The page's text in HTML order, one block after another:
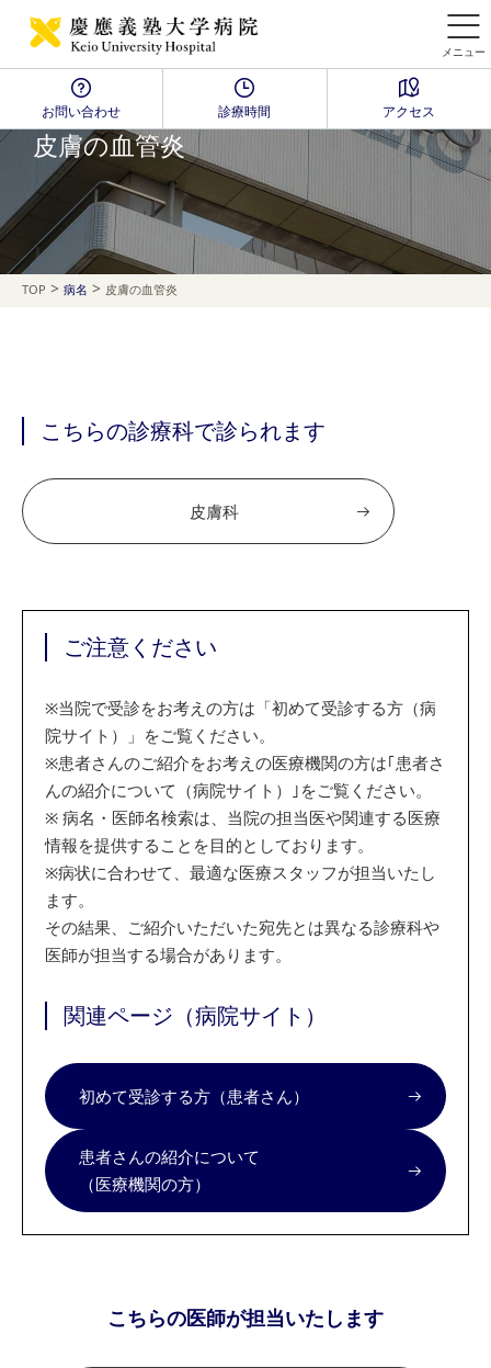
メニュー
お問い合わせ 診療時間 アクセス
Disease Name Search
皮膚の血管炎
TOP > 病名 > 皮膚の血管炎
こちらの診療科で診られます
皮膚科
ご注意ください
※当院で受診をお考えの方は「初めて受診する方（病
院サイト）」をご覧ください。
※患者さんのご紹介をお考えの医療機関の方は｢患者さ
んの紹介について（病院サイト）｣をご覧ください。
※ 病名・医師名検索は、当院の担当医や関連する医療
情報を提供することを目的としております。
※病状に合わせて、最適な医療スタッフが担当いたし
ます。
その結果、ご紹介いただいた宛先とは異なる診療科や
医師が担当する場合があります。
関連ページ（病院サイト）
初めて受診する方（患者さん）
患者さんの紹介について
（医療機関の方）
こちらの医師が担当いたします